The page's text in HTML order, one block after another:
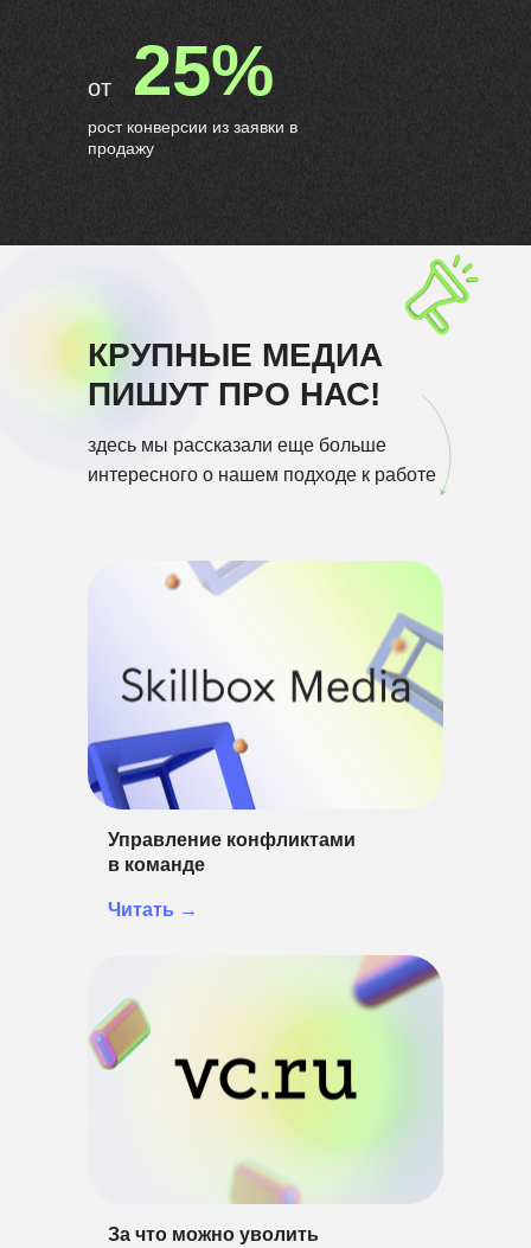
25%
от
рост конверсии из заявки в
продажу
КРУПНЫЕ МЕДИА
ПИШУТ ПРО НАС!
здесь мы рассказали еще больше
интересного о нашем подходе к работе
Читать →
Управление конфликтами
в команде
За что можно уволить